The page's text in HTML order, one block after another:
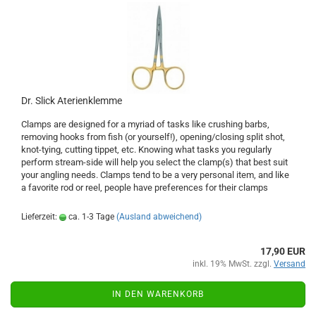
Dr. Slick Aterienklemme
Clamps are designed for a myriad of tasks like crushing barbs,
removing hooks from fish (or yourself!), opening/closing split shot,
knot-tying, cutting tippet, etc. Knowing what tasks you regularly
perform stream-side will help you select the clamp(s) that best suit
your angling needs. Clamps tend to be a very personal item, and like
a favorite rod or reel, people have preferences for their clamps
Lieferzeit: ca. 1-3 Tage (Ausland abweichend)
17,90 EUR
inkl. 19% MwSt. zzgl. Versand
IN DEN WARENKORB